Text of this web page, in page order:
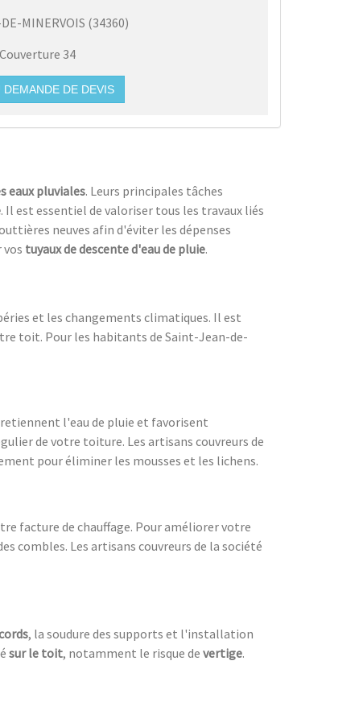
MINERVOIS (34360)
Couverture 34
DE DEVIS
eaux pluviales. Leurs principales tâches
. Il est essentiel de valoriser tous les travaux liés
neuves afin d'éviter les dépenses
tuyaux de descente d'eau de pluie.
et les changements climatiques. Il est
toit. Pour les habitants de Saint-Jean-de-
l'eau de pluie et favorisent
de votre toiture. Les artisans couvreurs de
pour éliminer les mousses et les lichens.
facture de chauffage. Pour améliorer votre
combles. Les artisans couvreurs de la société
, la soudure des supports et l'installation
sur le toit, notamment le risque de vertige.